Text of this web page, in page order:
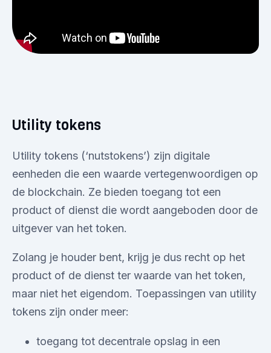
Utility tokens
Utility tokens (‘nutstokens’) zijn digitale
eenheden die een waarde vertegenwoordigen op
de blockchain. Ze bieden toegang tot een
product of dienst die wordt aangeboden door de
uitgever van het token.
Zolang je houder bent, krijg je dus recht op het
product of de dienst ter waarde van het token,
maar niet het eigendom. Toepassingen van utility
tokens zijn onder meer:
toegang tot decentrale opslag in een